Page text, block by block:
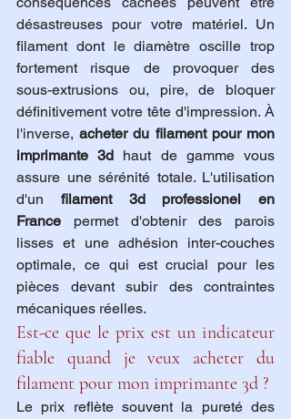
désastreuses pour votre matériel. Un
filament dont le diamètre oscille trop
fortement risque de provoquer des
sous-extrusions ou, pire, de bloquer
définitivement votre tête d'impression. À
l'inverse, acheter du filament pour mon
imprimante 3d haut de gamme vous
assure une sérénité totale. L'utilisation
d'un filament 3d professionel en
France permet d'obtenir des parois
lisses et une adhésion inter-couches
optimale, ce qui est crucial pour les
pièces devant subir des contraintes
mécaniques réelles.
Est-ce que le prix est un indicateur
fiable quand je veux acheter du
filament pour mon imprimante 3d ?
Le prix reflète souvent la pureté des